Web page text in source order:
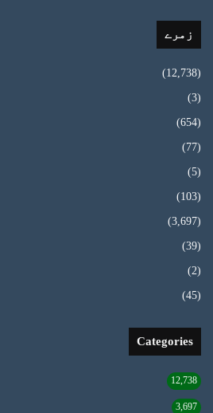
زمرے
(12,738)
(3)
(654)
(77)
(5)
(103)
(3,697)
(39)
(2)
(45)
Categories
12,738
3,697